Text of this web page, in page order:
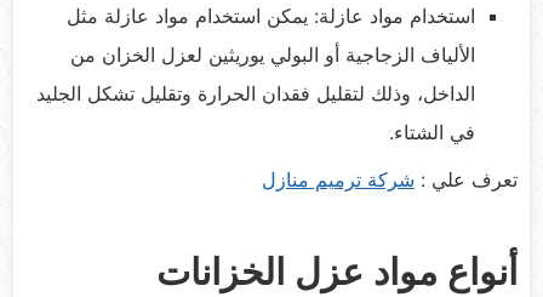
استخدام مواد عازلة: يمكن استخدام مواد عازلة مثل
الألياف الزجاجية أو البولي يوريثين لعزل الخزان من
الداخل، وذلك لتقليل فقدان الحرارة وتقليل تشكل الجليد
في الشتاء.
تعرف علي : شركة ترميم منازل
أنواع مواد عزل الخزانات